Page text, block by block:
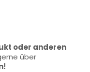
oder anderen
über